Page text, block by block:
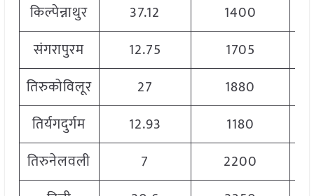
किल्पेन्नाथुर
37.12
1400
संगरापुरम
12.75
1705
तिरुकोविलूर
27
1880
तिर्यगदुर्गम
12.93
1180
तिरुनेलवली
7
2200